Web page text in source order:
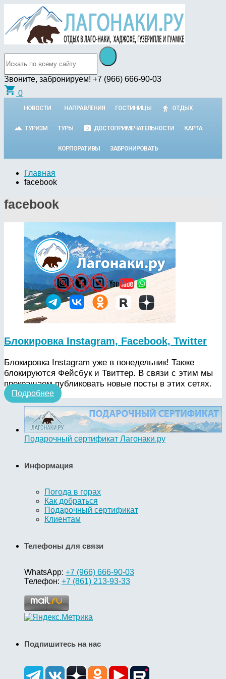
Звоните, забронируем! +7 (966) 666-90-03
shopping_cart 0
НОВОСТИ НАПРАВЛЕНИЯ ГОСТИНИЦЫ ОТДЫХ
ТУРИЗМ ТУРЫ ДОСТОПРИМЕЧАТЕЛЬНОСТИ КАРТА
КОРПОРАТИВЫ ЗАБРОНИРОВАТЬ
Главная
facebook
facebook
Блокировка Instagram, Facebook, Twitter
Блокировка Instagram уже в понедельник! Также
блокируются Фейсбук и Твиттер. В связи с этим мы
прекращаем публиковать новые посты в этих сетях.
Подробнее
Подарочный сертификат Лагонаки.ру
Информация
Погода в горах
Как добраться
Подарочный сертификат
Клиентам
Телефоны для связи
WhatsApp: +7 (966) 666-90-03
Телефон: +7 (861) 213-93-33
Подпишитесь на нас